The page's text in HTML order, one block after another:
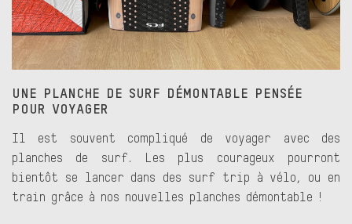
UNE PLANCHE DE SURF DÉMONTABLE PENSÉE
POUR VOYAGER
Il est souvent compliqué de voyager avec des
planches de surf. Les plus courageux pourront
bientôt se lancer dans des surf trip à vélo, ou en
train grâce à nos nouvelles planches démontable !